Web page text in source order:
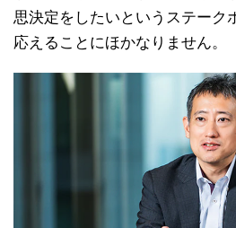
思決定をしたいというステーク
応えることにほかなりません。